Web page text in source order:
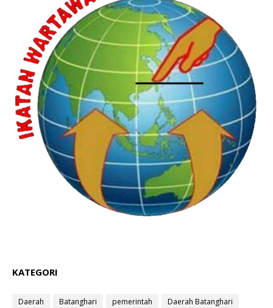
KATEGORI
Daerah Batanghari pemerintah
Daerah Batanghari